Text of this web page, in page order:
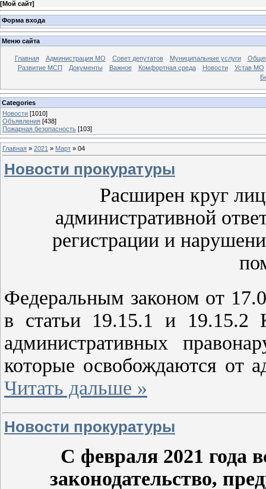
[Мой сайт]
Форма входа
Меню сайта
Главная Администрация МО Совет депутатов Муниципальные услуги
Развитие МСП
Документы Важное Комфортная среда Новости
Устав МО
Categories
Новости [1010]
Объявления [438]
Пожарная безопасность [103]
Главная » 2021 » Март » 04
Новости прокуратуры
Расширен круг
административной
регистрации и
Федеральным законом от
в статьи 19.15.1 и 19.15.2
административных
которые освобождаются от
Читать дальше »
Новости прокуратуры
С февраля 2021 года
законодательство,